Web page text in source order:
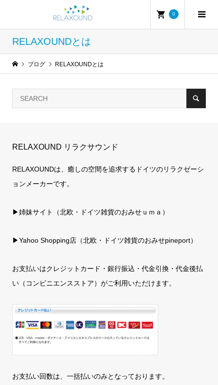
0
RELAXOUNDとは
ブログ RELAXOUNDとは
RELAXOUND リラクサウンド
RELAXOUNDは、癒しの空間を追求するドイツのリラクゼーシ
ョンメーカーです。
▶姉妹サイト（北欧・ドイツ雑貨のおみせｕｍａ）
▶Yahoo Shopping店（北欧・ドイツ雑貨のおみせpineport）
お支払いはクレジットカード・銀行振込・代金引換・代金後払
い（コンビニエンスストア）がご利用いただけます。
お支払い回数は、一括払いのみとなっております。